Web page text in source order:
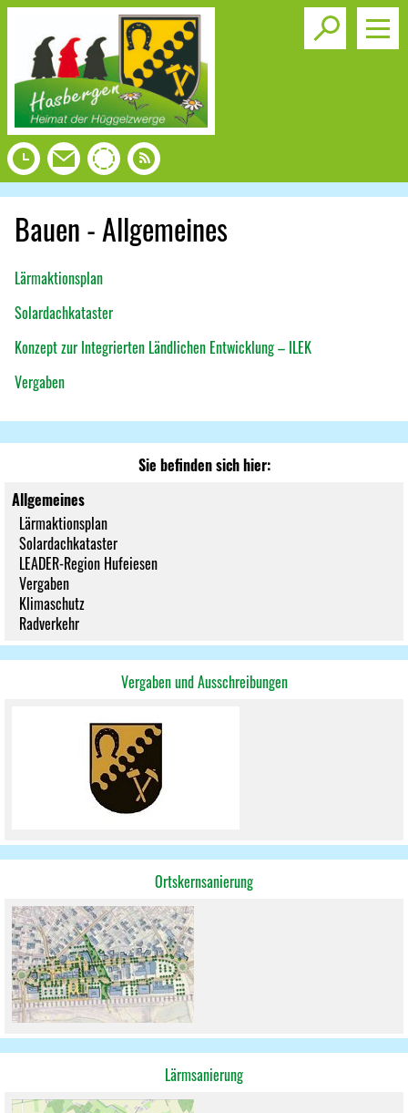
Toggle
Bauen - Allgemeines
Lärmaktionsplan
Solardachkataster
Konzept zur Integrierten Ländlichen Entwicklung – ILEK
Vergaben
Sie befinden sich hier:
Allgemeines
Lärmaktionsplan
Solardachkataster
LEADER-Region Hufeiesen
Vergaben
Klimaschutz
Radverkehr
Vergaben und Ausschreibungen
Ortskernsanierung
Lärmsanierung